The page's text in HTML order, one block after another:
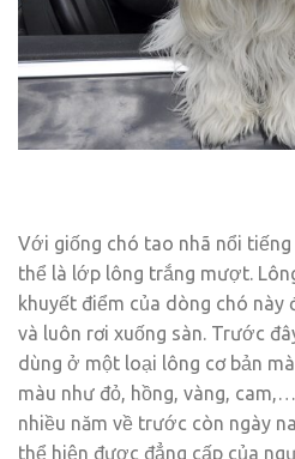
Với giống chó tao nhã nổi
thể là lớp lông trắng mượt.
khuyết điểm của dòng chó này
và luôn rơi xuống sàn. Trước
dùng ở một loại lông cơ bản
màu như đỏ, hồng, vàng,
nhiều năm về trước còn ngày
thể hiện được đẳng cấp của